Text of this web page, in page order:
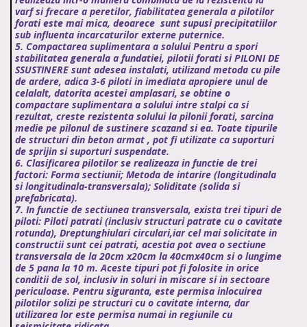
varf si frecare a peretilor, fiabilitatea generala a pilotilor
forati este mai mica, deoarece sunt supusi precipitatiilor
sub influenta incarcaturilor externe puternice.
5. Compactarea suplimentara a solului Pentru a spori
stabilitatea generala a fundatiei, pilotii forati si PILONI DE
SSUSTINERE sunt adesea instalati, utilizand metoda cu pile
de ardere, adica 3-6 piloti in imediata apropiere unul de
celalalt, datorita acestei amplasari, se obtine o
compactare suplimentara a solului intre stalpi ca si
rezultat, creste rezistenta solului la pilonii forati, sarcina
medie pe pilonul de sustinere scazand si ea. Toate tipurile
de structuri din beton armat , pot fi utilizate ca suporturi
de sprijin si suporturi suspendate.
6. Clasificarea pilotilor se realizeaza in functie de trei
factori: Forma sectiunii; Metoda de intarire (longitudinala
si longitudinala-transversala); Soliditate (solida si
prefabricata).
7. In functie de sectiunea transversala, exista trei tipuri de
piloti: Piloti patrati (inclusiv structuri patrate cu o cavitate
rotunda), Dreptunghiulari circulari,iar cel mai solicitate in
constructii sunt cei patrati, acestia pot avea o sectiune
transversala de la 20cm x20cm la 40cmx40cm si o lungime
de 5 pana la 10 m. Aceste tipuri pot fi folosite in orice
conditii de sol, inclusiv in soluri in miscare si in sectoare
periculoase. Pentru siguranta, este permisa inlocuirea
pilotilor solizi pe structuri cu o cavitate interna, dar
utilizarea lor este permisa numai in regiunile cu